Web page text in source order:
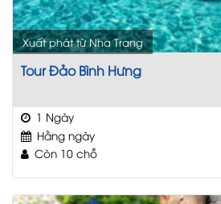
Tour Đảo Bình Hưng
Xuất phát từ Nha Trang
1 Ngày
Hằng ngày
Còn 10 chỗ